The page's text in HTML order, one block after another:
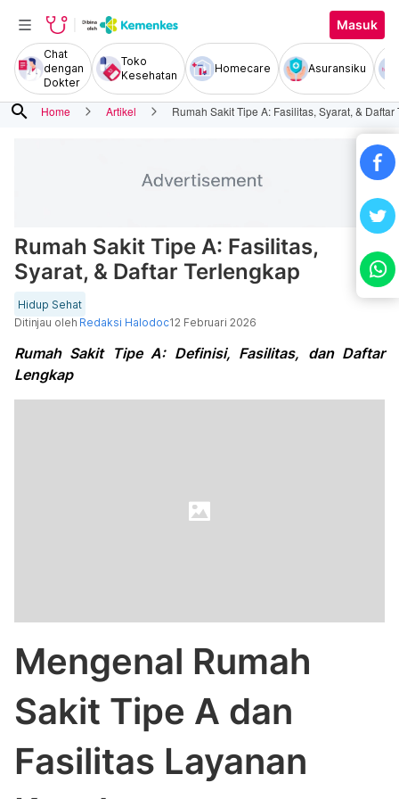
Masuk
Chat
dengan
Dokter
Toko
Kesehatan
Homecare Asuransiku
search Home Artikel Rumah Sakit Tipe A: Fasilitas, Syarat, & Daftar
Rumah Sakit Tipe A: Fasilitas,
Syarat, & Daftar Terlengkap
Hidup Sehat
Ditinjau oleh Redaksi Halodoc12 Februari 2026
Rumah Sakit Tipe A: Definisi, Fasilitas, dan Daftar
Lengkap
Mengenal Rumah
Sakit Tipe A dan
Fasilitas Layanan